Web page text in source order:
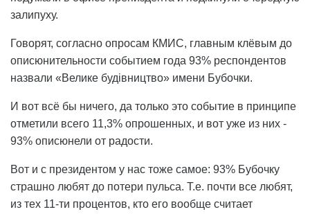
залипуху.
Говорят, согласно опросам КМИС, главным клёвым до
описюнительности событием года 93% респондентов
назвали «Велике будівництво» имени Бубочки.
И вот всё бы ничего, да только это событие в принципе
отметили всего 11,3% опрошенных, и вот уже из них -
93% описюнели от радости.
Вот и с президентом у нас тоже самое: 93% Бубочку
страшно любят до потери пульса. Т.е. почти все любят,
из тех 11-ти процентов, кто его вообще считает